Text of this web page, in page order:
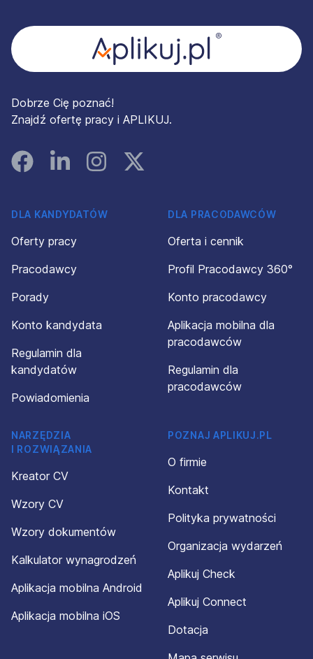
Dobrze Cię poznać!
Znajdź ofertę pracy i APLIKUJ.
FacebookLinked InInstagramInstagram
DLA KANDYDATÓW
Oferty pracy
Pracodawcy
Porady
Konto kandydata
Regulamin dla
kandydatów
Powiadomienia
DLA PRACODAWCÓW
Oferta i cennik
Profil Pracodawcy 360°
Konto pracodawcy
Aplikacja mobilna dla
pracodawców
Regulamin dla
pracodawców
NARZĘDZIA
I ROZWIĄZANIA
Kreator CV
Wzory CV
Wzory dokumentów
Kalkulator wynagrodzeń
Aplikacja mobilna Android
Aplikacja mobilna iOS
POZNAJ APLIKUJ.PL
O firmie
Kontakt
Polityka prywatności
Organizacja wydarzeń
Aplikuj Check
Aplikuj Connect
Dotacja